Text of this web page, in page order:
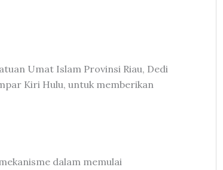
Umat Islam Provinsi Riau, Dedi
Kiri Hulu, untuk memberikan
dalam memulai